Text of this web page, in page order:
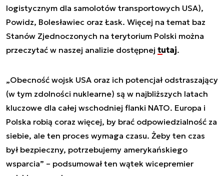
logistycznym dla samolotów transportowych USA),
Powidz, Bolesławiec oraz Łask. Więcej na temat baz
Stanów Zjednoczonych na terytorium Polski można
przeczytać w naszej analizie dostępnej tutaj.
„Obecność wojsk USA oraz ich potencjał odstraszający
(w tym zdolności nuklearne) są w najbliższych latach
kluczowe dla całej wschodniej flanki NATO. Europa i
Polska robią coraz więcej, by brać odpowiedzialność za
siebie, ale ten proces wymaga czasu. Żeby ten czas
był bezpieczny, potrzebujemy amerykańskiego
wsparcia” – podsumował ten wątek wicepremier